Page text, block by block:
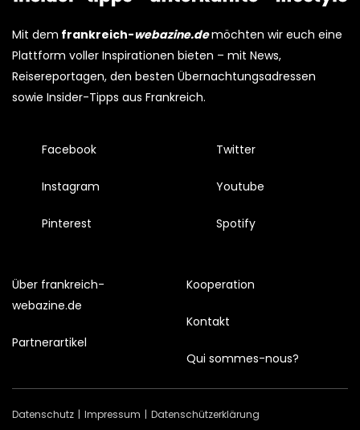
Mit dem frankreich-webazine.demöchten wir euch eine
Plattform voller Inspirationen bieten – mit News,
Reisereportagen, den besten Übernachtungsadressen
sowie Insider-Tipps aus Frankreich.
Facebook
Instagram
Pinterest
Twitter
Youtube
Spotify
Über frankreich-
webazine.de
Partnerartikel
Kooperation
Kontakt
Qui sommes-nous?
Datenschutz Impressum Datenschützerklärung